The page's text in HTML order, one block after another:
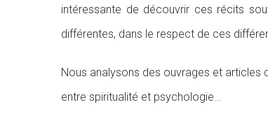
intéressante de découvrir ces récits
différentes, dans le respect de ces
Nous analysons des ouvrages et articles
entre spiritualité et psychologie…